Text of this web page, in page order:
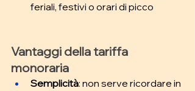
feriali, festivi o orari di picco
Vantaggi della tariffa
monoraria
Semplicità: non serve ricordare in